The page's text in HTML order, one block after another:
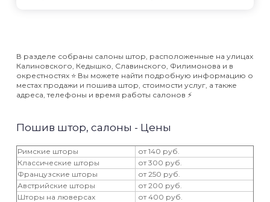
В разделе собраны салоны штор, расположенные на улицах
Калиновского, Кедышко, Славинского, Филимонова и в
окрестностях ⭐️ Вы можете найти подробную информацию о
местах продажи и пошива штор, стоимости услуг, а также
адреса, телефоны и время работы салонов ⚡️
Пошив штор, салоны - Цены
Римские шторы
от 140 руб.
Классические шторы
от 300 руб.
Французские шторы
от 250 руб.
Австрийские шторы
от 200 руб.
Шторы на люверсах
от 400 руб.